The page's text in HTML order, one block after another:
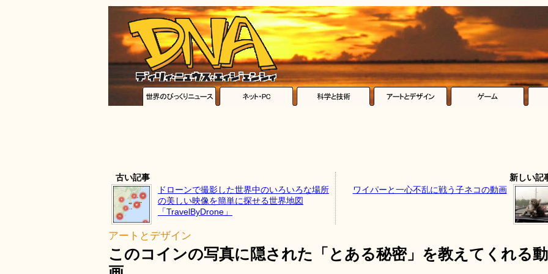
古い記事
ドローンで撮影した世界中のいろいろな場所
の美しい映像を簡単に探せる世界地図
「TravelByDrone」
新しい記
ワイパーと一心不乱に戦う子ネコの動画
アートとデザイン
このコインの写真に隠された「とある秘密」を教えてくれる動